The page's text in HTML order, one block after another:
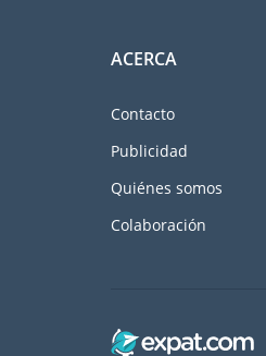
ACERCA
Contacto
Publicidad
Quiénes somos
Colaboración